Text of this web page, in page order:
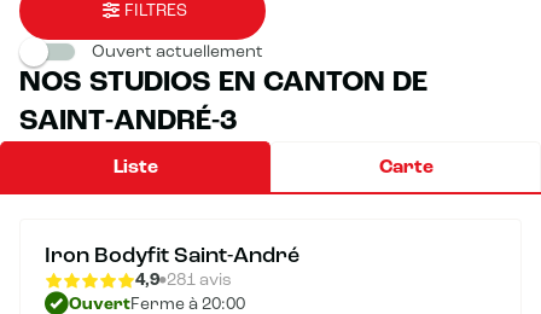
FILTRES
Ouvert actuellement
NOS STUDIOS EN CANTON DE
SAINT-ANDRÉ-3
Liste Carte
Iron Bodyfit Saint-André
4,9 281 avis
OuvertFerme à 20:00